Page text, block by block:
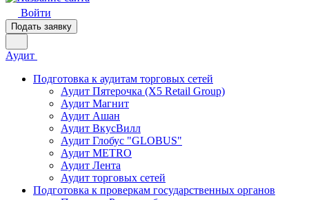
Войти
Подать заявку
Аудит
Подготовка к аудитам торговых сетей
Аудит Пятерочка (X5 Retail Group)
Аудит Магнит
Аудит Ашан
Аудит ВкусВилл
Аудит Глобус "GLOBUS"
Аудит METRO
Аудит Лента
Аудит торговых сетей
Подготовка к проверкам государственных органов